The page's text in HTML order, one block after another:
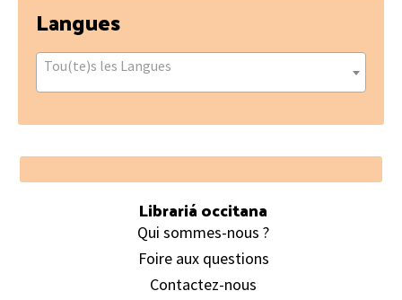
Langues
Tou(te)s les Langues
Footer
Librariá occitana
Qui sommes-nous ?
Foire aux questions
Contactez-nous